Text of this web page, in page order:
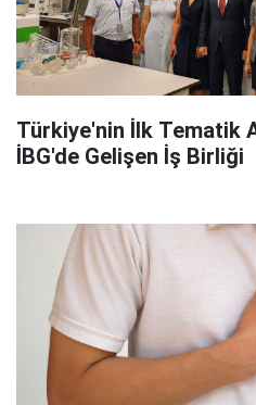
Türkiye'nin İlk Tematik
İBG'de Gelişen İş Birliği